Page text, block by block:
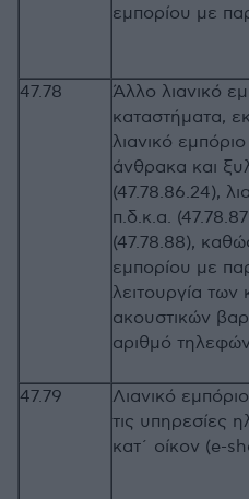
εμπορίου με
47.78
Άλλο λιανικό
καταστήματα,
λιανικό
άνθρακα και
(47.78.86.24),
π.δ.κ.α.
(47.78.88),
εμπορίου με
λειτουργία
ακουστικών
αριθμό
47.79
Λιανικό
τις υπηρεσίες
κατ΄ οίκον